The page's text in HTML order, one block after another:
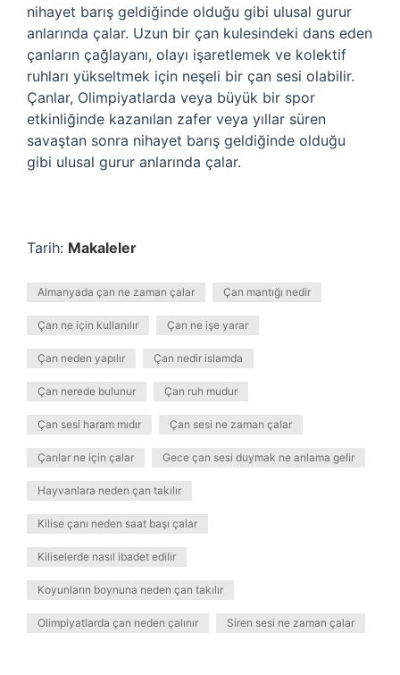
nihayet barış geldiğinde olduğu gibi ulusal gurur
anlarında çalar. Uzun bir çan kulesindeki dans eden
çanların çağlayanı, olayı işaretlemek ve kolektif
ruhları yükseltmek için neşeli bir çan sesi olabilir.
Çanlar, Olimpiyatlarda veya büyük bir spor
etkinliğinde kazanılan zafer veya yıllar süren
savaştan sonra nihayet barış geldiğinde olduğu
gibi ulusal gurur anlarında çalar.
Tarih: Makaleler
Almanyada çan ne zaman çalar Çan mantığı nedir
Çan ne için kullanılır Çan ne işe yarar
Çan neden yapılır Çan nedir islamda
Çan nerede bulunur Çan ruh mudur
Çan sesi haram mıdır Çan sesi ne zaman çalar
Çanlar ne için çalar Gece çan sesi duymak ne anlama gelir
Hayvanlara neden çan takılır
Kilise çanı neden saat başı çalar
Kiliselerde nasıl ibadet edilir
Koyunların boynuna neden çan takılır
Olimpiyatlarda çan neden çalınır Siren sesi ne zaman çalar